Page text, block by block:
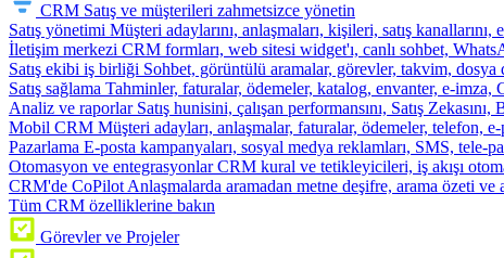
CRM Satış ve müşterileri zahmetsizce yönetin
Satış yönetimi Müşteri adaylarını, anlaşmaları, kişileri, satış
İletişim merkezi CRM formları, web sitesi widget'ı, canlı sohbet,
Satış ekibi iş birliği Sohbet, görüntülü aramalar, görevler, takvim, dosya
Satış sağlama Tahminler, faturalar, ödemeler, katalog, envanter, e-imza,
Analiz ve raporlar Satış hunisini, çalışan performansını, Satış
Mobil CRM Müşteri adayları, anlaşmalar, faturalar, ödemeler, telefon,
Pazarlama E-posta kampanyaları, sosyal medya reklamları, SMS, tele-
Otomasyon ve entegrasyonlar CRM kural ve tetikleyicileri, iş akışı
CRM'de CoPilot Anlaşmalarda aramadan metne deşifre, arama özeti ve
Tüm CRM özelliklerine bakın
Görevler ve Projeler